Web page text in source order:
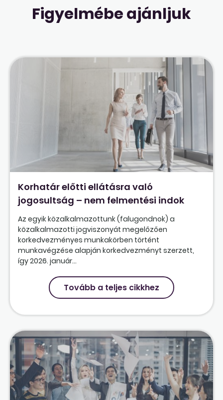
Figyelmébe ajánljuk
Korhatár előtti ellátásra való
jogosultság – nem felmentési indok
Az egyik közalkalmazottunk (falugondnok) a
közalkalmazotti jogviszonyát megelőzően
korkedvezményes munkakörben történt
munkavégzése alapján korkedvezményt szerzett,
így 2026. január...
Tovább a teljes cikkhez